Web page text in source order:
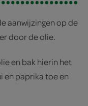
aanwijzingen op de
door de olie.
en bak hierin het
en paprika toe en